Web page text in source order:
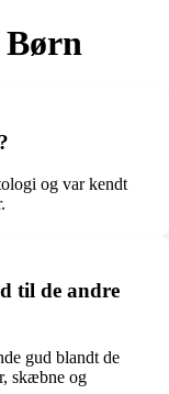
Børn
og var kendt
til de andre
gud blandt de
skæbne og